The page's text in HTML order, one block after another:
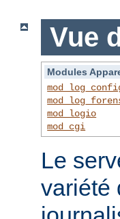
Vue
Modules
mod_logio
mod_cgi
Le
variété